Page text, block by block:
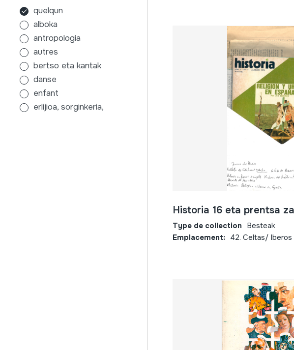
quelqun
alboka
antropologia
autres
bertso eta kantak
danse
enfant
erlijioa, sorginkeria,
Historia 16 eta prentsa
Type de collection Besteak
Emplacement: 42. Celtas/ Iberos